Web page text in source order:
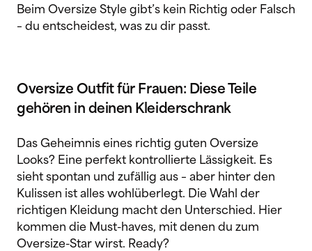
Beim Oversize Style gibt’s kein Richtig oder Falsch
– du entscheidest, was zu dir passt.
Oversize Outfit für Frauen: Diese Teile
gehören in deinen Kleiderschrank
Das Geheimnis eines richtig guten Oversize
Looks? Eine perfekt kontrollierte Lässigkeit. Es
sieht spontan und zufällig aus – aber hinter den
Kulissen ist alles wohlüberlegt. Die Wahl der
richtigen Kleidung macht den Unterschied. Hier
kommen die Must-haves, mit denen du zum
Oversize-Star wirst. Ready?